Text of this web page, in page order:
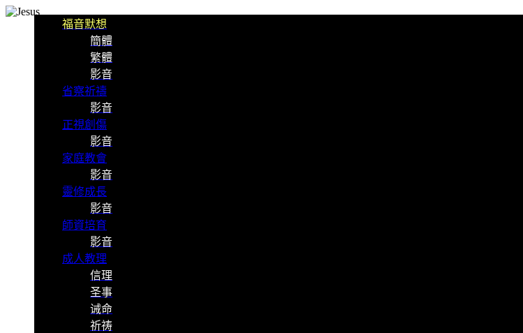
福音默想
簡體
繁體
影音
省察祈禱
影音
正視創傷
影音
家庭教會
影音
靈修成長
影音
師資培育
影音
成人教理
信理
圣事
诫命
祈祷